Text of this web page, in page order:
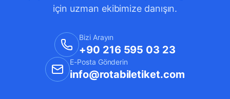
için uzman ekibimize danışın.
Bizi Arayın
+90 216 595 03 23
E-Posta Gönderin
info@rotabiletiket.com